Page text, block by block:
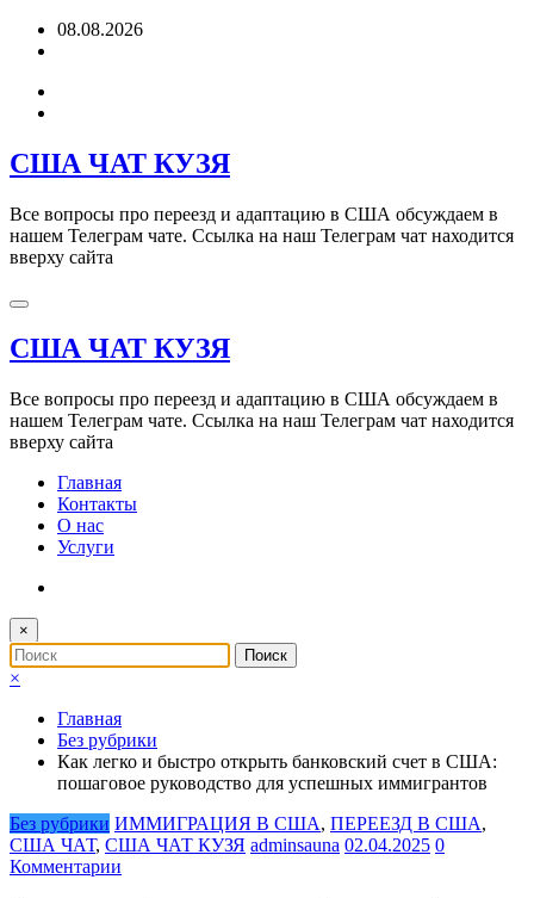
Перейти08.08.2026
США ЧАТ КУЗЯ
Все вопросы про переезд и адаптацию в США обсуждаем в
нашем Телеграм чате. Ссылка на наш Телеграм чат находится
вверху сайта
США ЧАТ КУЗЯ
Все вопросы про переезд и адаптацию в США обсуждаем в
нашем Телеграм чате. Ссылка на наш Телеграм чат находится
вверху сайта
Главная
Контакты
О нас
Услуги
×
×
Главная
Без рубрики
Как легко и быстро открыть банковский счет в США:
пошаговое руководство для успешных иммигрантов
Без рубрики ИММИГРАЦИЯ В США, ПЕРЕЕЗД В США,
США ЧАТ, США ЧАТ КУЗЯ adminsauna 02.04.2025 0
Комментарии